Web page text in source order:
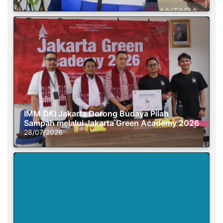
IMM DKI Jakarta Dorong Budaya Pilah
Sampah melalui Jakarta Green Academy 2026
28/07/2026